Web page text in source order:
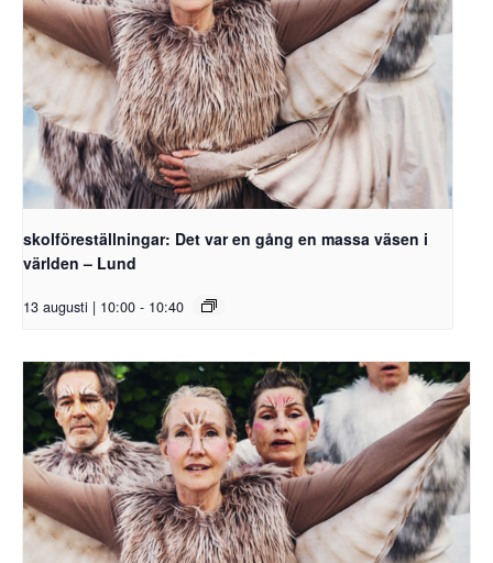
skolföreställningar: Det var en gång en massa väsen i
världen – Lund
13 augusti | 10:00 - 10:40